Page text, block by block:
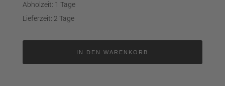
Abholzeit: 1 Tage
Lieferzeit: 2 Tage
IN DEN WARENKORB